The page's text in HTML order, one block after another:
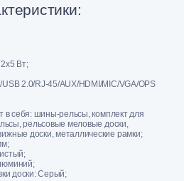
Вт;
2.0/RJ-45/AUX/HDMI/MIC/VGA/OPS
в себя: шины-рельсы, комплект для
рельсовые меловые доски,
доски, металлические рамки;
доски: Серый;